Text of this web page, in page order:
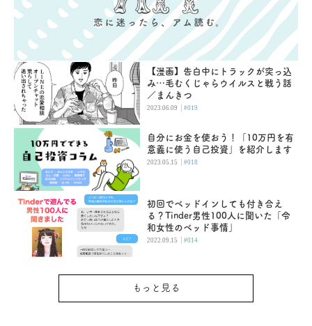
【漫画】告白中にトラックが突っ込
み…毛むくじゃらウイルスと戦う話
／まんきつ
2023.06.09 |#019
自分にお金を使おう！「10万円を有
意義に使う自己投資」を紹介します
2023.05.15 |#018
初回でベッドインしても付き合え
る？Tinder男性100人に聞いた「令
和女性のベッド事情」
2022.09.15 |#014
もっと見る